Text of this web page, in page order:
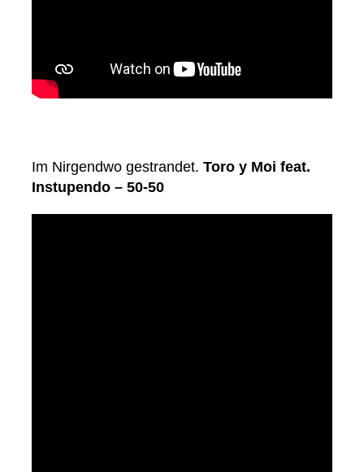
Im Nirgendwo gestrandet. Toro y Moi feat.
Instupendo – 50-50